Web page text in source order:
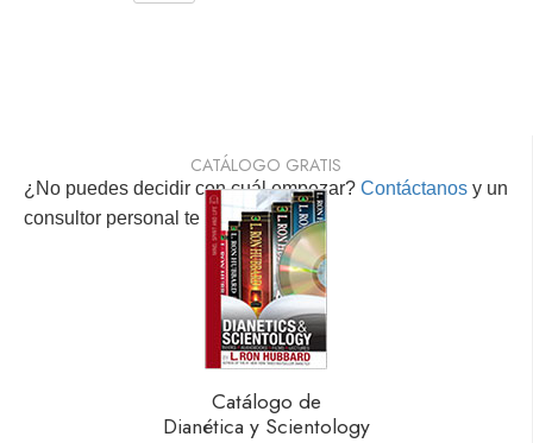
¿No puedes decidir con cuál empezar? Contáctanos y un
consultor personal te ayudará.
CATÁLOGO GRATIS
Catálogo de
Dianética y Scientology